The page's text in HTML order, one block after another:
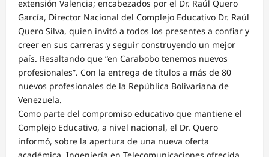
extensión Valencia; encabezados por el Dr. Raúl Quero
García, Director Nacional del Complejo Educativo Dr. Raúl
Quero Silva, quien invitó a todos los presentes a confiar y
creer en sus carreras y seguir construyendo un mejor
país. Resaltando que “en Carabobo tenemos nuevos
profesionales”. Con la entrega de títulos a más de 80
nuevos profesionales de la República Bolivariana de
Venezuela.
Como parte del compromiso educativo que mantiene el
Complejo Educativo, a nivel nacional, el Dr. Quero
informó, sobre la apertura de una nueva oferta
académica, Ingeniería en Telecomunicaciones ofrecida